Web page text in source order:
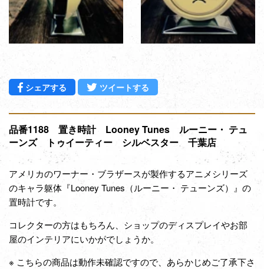
シェアする Facebookでシェアする
ツイートする
品番1188 置き時計 Looney Tunes ルーニー・ テュ
ーンズ トゥイーティー シルベスター 千葉店
アメリカのワーナー・ブラザースが製作するアニメシリーズ
のキャラ躯体『Looney Tunes（ルーニー・ テューンズ）』の
置時計です。
コレクターの方はもちろん、ショップのディスプレイやお部
屋のインテリアにいかがでしょうか。
※ こちらの商品は動作未確認ですので、あらかじめご了承下さ